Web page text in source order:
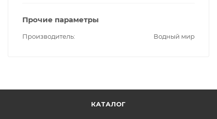
Прочие параметры
Производитель Водный мир
КАТАЛОГ